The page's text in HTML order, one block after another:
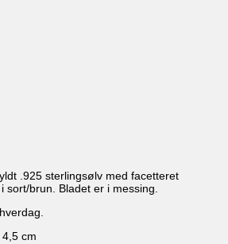
.925 sterlingsølv med facetteret
sort/brun. Bladet er i messing.
cm